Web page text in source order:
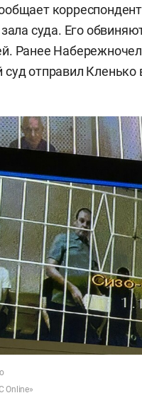
зала суда. Его
Ранее
суд отправил
Online»